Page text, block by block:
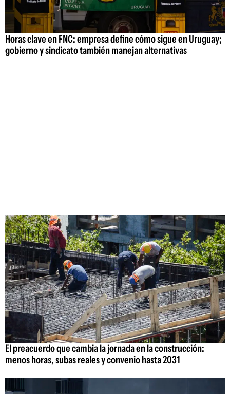
Horas clave en FNC: empresa define cómo sigue en Uruguay;
gobierno y sindicato también manejan alternativas
El preacuerdo que cambia la jornada en la construcción:
menos horas, subas reales y convenio hasta 2031